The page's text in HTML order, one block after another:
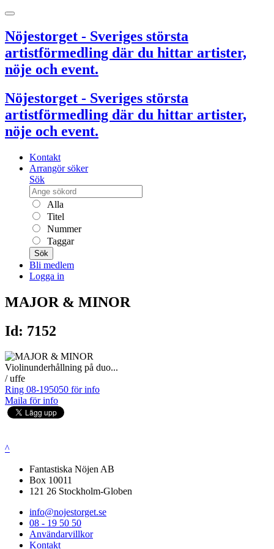
Nöjestorget - Sveriges största
artistförmedling där du hittar artister,
nöje och event.
Nöjestorget - Sveriges största
artistförmedling där du hittar artister,
nöje och event.
Kontakt
Arrangör söker
Sök
Alla
Titel
Nummer
Taggar
Sök
Bli medlem
Logga in
MAJOR & MINOR
Id: 7152
Violinunderhållning på duo...
/ uffe
Ring 08-195050 för info
Maila för info
^
Fantastiska Nöjen AB
Box 10011
121 26 Stockholm-Globen
info@nojestorget.se
08 - 19 50 50
Användarvillkor
Kontakt